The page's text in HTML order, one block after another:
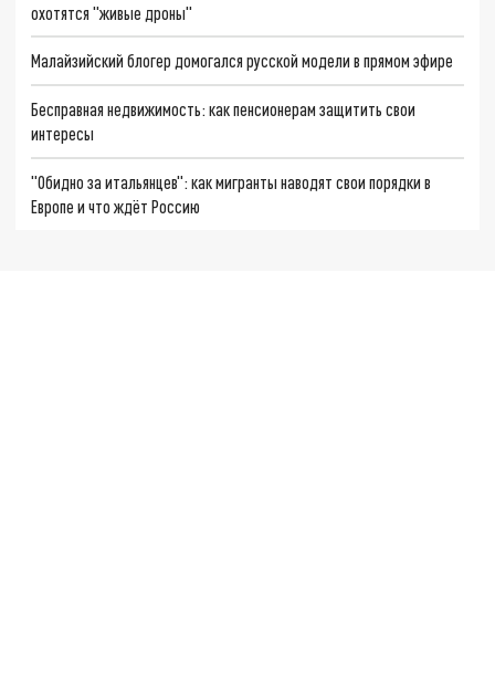
охотятся "живые дроны"
Малайзийский блогер домогался русской модели в прямом эфире
Бесправная недвижимость: как пенсионерам защитить свои
интересы
"Обидно за итальянцев": как мигранты наводят свои порядки в
Европе и что ждёт Россию